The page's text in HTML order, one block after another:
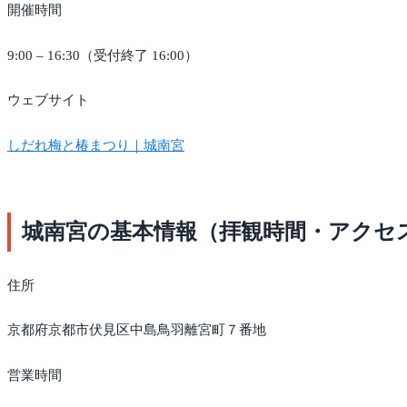
開催時間
9:00 – 16:30（受付終了 16:00）
ウェブサイト
しだれ梅と椿まつり｜城南宮
城南宮の基本情報（拝観時間・アクセ
住所
京都府京都市伏見区中島鳥羽離宮町７番地
営業時間